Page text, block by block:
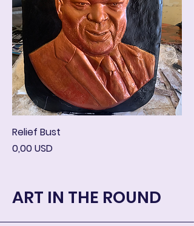
Relief Bust
Cena
0,00 USD
ART IN THE ROUND